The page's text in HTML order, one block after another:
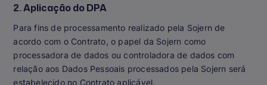
2. Aplicação do DPA
Para fins de processamento realizado pela Sojern de
acordo com o Contrato, o papel da Sojern como
processadora de dados ou controladora de dados com
relação aos Dados Pessoais processados pela Sojern será
estabelecido no Contrato aplicável.